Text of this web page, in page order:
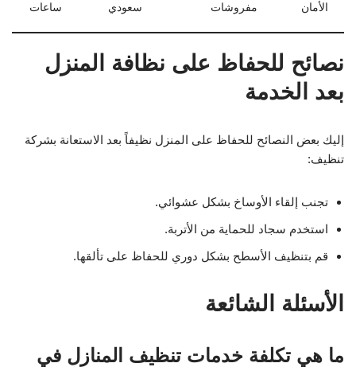
الأمان
مفروشات
سعودي
ساعات
نصائح للحفاظ على نظافة المنزل
بعد الخدمة
إليك بعض النصائح للحفاظ على المنزل نظيفاً بعد الاستعانة بشركة
تنظيف:
تجنب إلقاء الأوساخ بشكل عشوائي.
استخدم سجاد للحماية من الأتربة.
قم بتنظيف الأسطح بشكل دوري للحفاظ على تألقها.
الأسئلة الشائعة
ما هي تكلفة خدمات تنظيف المنازل في